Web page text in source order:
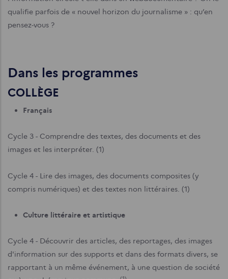
qualifie parfois de « nouvel horizon du journalisme » : qu’en
pensez-vous ?
Dans les programmes
COLLÈGE
Français
Cycle 3 - Comprendre des textes, des documents et des
images et les interpréter. (1)
Cycle 4 - Lire des images, des documents composites (y
compris numériques) et des textes non littéraires. (1)
Culture littéraire et artistique
Cycle 4 - Découvrir des articles, des reportages, des images
d'information sur des supports et dans des formats divers, se
rapportant à un même événement, à une question de société